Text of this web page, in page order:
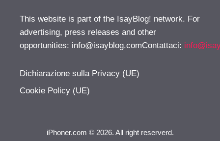
This website is part of the IsayBlog! network. For
advertising, press releases and other
opportunities: info@isayblog.comContattaci:
Dichiarazione sulla Privacy (UE)
Cookie Policy (UE)
iPhoner.com © 2026. All right reserverd.